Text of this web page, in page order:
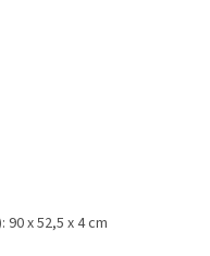
x 52,5 x 4 cm